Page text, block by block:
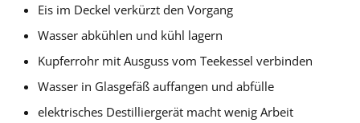
Eis im Deckel verkürzt den Vorgang
Wasser abkühlen und kühl lagern
Kupferrohr mit Ausguss vom Teekessel verbinden
Wasser in Glasgefäß auffangen und abfülle
elektrisches Destilliergerät macht wenig Arbeit